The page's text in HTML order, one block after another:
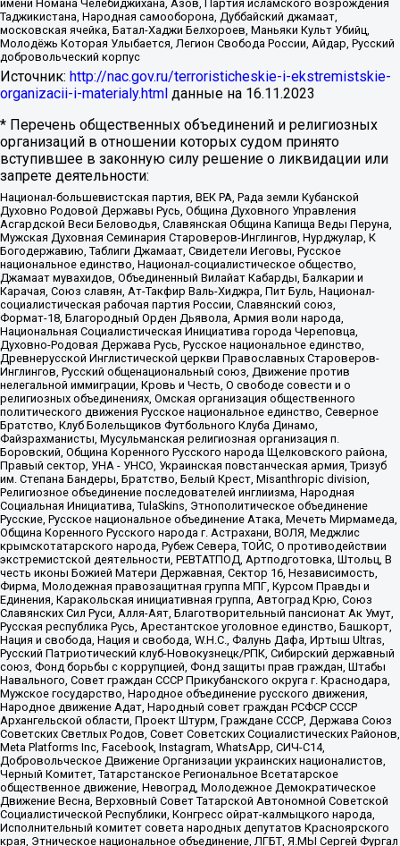
имени Номана Челебиджихана, Азов, Партия исламского возрождения
Таджикистана, Народная самооборона, Дуббайский джамаат,
московская ячейка, Батал-Хаджи Белхороев, Маньяки Культ Убийц,
Молодёжь Которая Улыбается, Легион Свобода России, Айдар, Русский
добровольческий корпус
Источник: http://nac.gov.ru/terroristicheskie-i-ekstremistskie-
organizacii-i-materialy.html данные на 16.11.2023
* Перечень общественных объединений и религиозных
организаций в отношении которых судом принято
вступившее в законную силу решение о ликвидации или
запрете деятельности:
Национал-большевистская партия, ВЕК РА, Рада земли Кубанской
Духовно Родовой Державы Русь, Община Духовного Управления
Асгардской Веси Беловодья, Славянская Община Капища Веды Перуна,
Мужская Духовная Семинария Староверов-Инглингов, Нурджулар, К
Богодержавию, Таблиги Джамаат, Свидетели Иеговы, Русское
национальное единство, Национал-социалистическое общество,
Джамаат мувахидов, Объединенный Вилайат Кабарды, Балкарии и
Карачая, Союз славян, Ат-Такфир Валь-Хиджра, Пит Буль, Национал-
социалистическая рабочая партия России, Славянский союз,
Формат-18, Благородный Орден Дьявола, Армия воли народа,
Национальная Социалистическая Инициатива города Череповца,
Духовно-Родовая Держава Русь, Русское национальное единство,
Древнерусской Инглистической церкви Православных Староверов-
Инглингов, Русский общенациональный союз, Движение против
нелегальной иммиграции, Кровь и Честь, О свободе совести и о
религиозных объединениях, Омская организация общественного
политического движения Русское национальное единство, Северное
Братство, Клуб Болельщиков Футбольного Клуба Динамо,
Файзрахманисты, Мусульманская религиозная организация п.
Боровский, Община Коренного Русского народа Щелковского района,
Правый сектор, УНА - УНСО, Украинская повстанческая армия, Тризуб
им. Степана Бандеры, Братство, Белый Крест, Misanthropic division,
Религиозное объединение последователей инглиизма, Народная
Социальная Инициатива, TulaSkins, Этнополитическое объединение
Русские, Русское национальное объединение Атака, Мечеть Мирмамеда,
Община Коренного Русского народа г. Астрахани, ВОЛЯ, Меджлис
крымскотатарского народа, Рубеж Севера, ТОЙС, О противодействии
экстремистской деятельности, РЕВТАТПОД, Артподготовка, Штольц, В
честь иконы Божией Матери Державная, Сектор 16, Независимость,
Фирма, Молодежная правозащитная группа МПГ, Курсом Правды и
Единения, Каракольская инициативная группа, Автоград Крю, Союз
Славянских Сил Руси, Алля-Аят, Благотворительный пансионат Ак Умут,
Русская республика Русь, Арестантское уголовное единство, Башкорт,
Нация и свобода, Нация и свобода, W.H.С., Фалунь Дафа, Иртыш Ultras,
Русский Патриотический клуб-Новокузнецк/РПК, Сибирский державный
союз, Фонд борьбы с коррупцией, Фонд защиты прав граждан, Штабы
Навального, Совет граждан СССР Прикубанского округа г. Краснодара,
Мужское государство, Народное объединение русского движения,
Народное движение Адат, Народный совет граждан РСФСР СССР
Архангельской области, Проект Штурм, Граждане СССР, Держава Союз
Советских Светлых Родов, Совет Советских Социалистических Районов,
Meta Platforms Inc, Facebook, Instagram, WhatsApp, СИЧ-С14,
Добровольческое Движение Организации украинских националистов,
Черный Комитет, Татарстанское Региональное Всетатарское
общественное движение, Невоград, Молодежное Демократическое
Движение Весна, Верховный Совет Татарской Автономной Советской
Социалистической Республики, Конгресс ойрат-калмыцкого народа,
Исполнительный комитет совета народных депутатов Красноярского
края, Этническое национальное объединение, ЛГБТ, Я.МЫ Сергей Фургал